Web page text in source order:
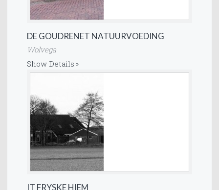
DE GOUDRENET NATUURVOEDING
Wolvega
Show Details
IT FRYSKE HIEM